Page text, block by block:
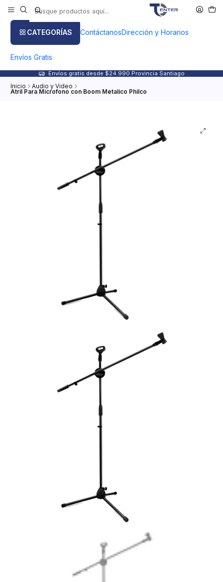
CATEGORÍAS ContáctanosDirección y Horarios
Envíos Gratis
Envíos gratis desde $24.990 Provincia Santiago
Inicio Audio y Video
Atril Para Microfono con Boom Metalico Philco